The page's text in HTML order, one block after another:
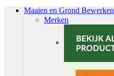
Maaien en Grond Bewerken
Merken